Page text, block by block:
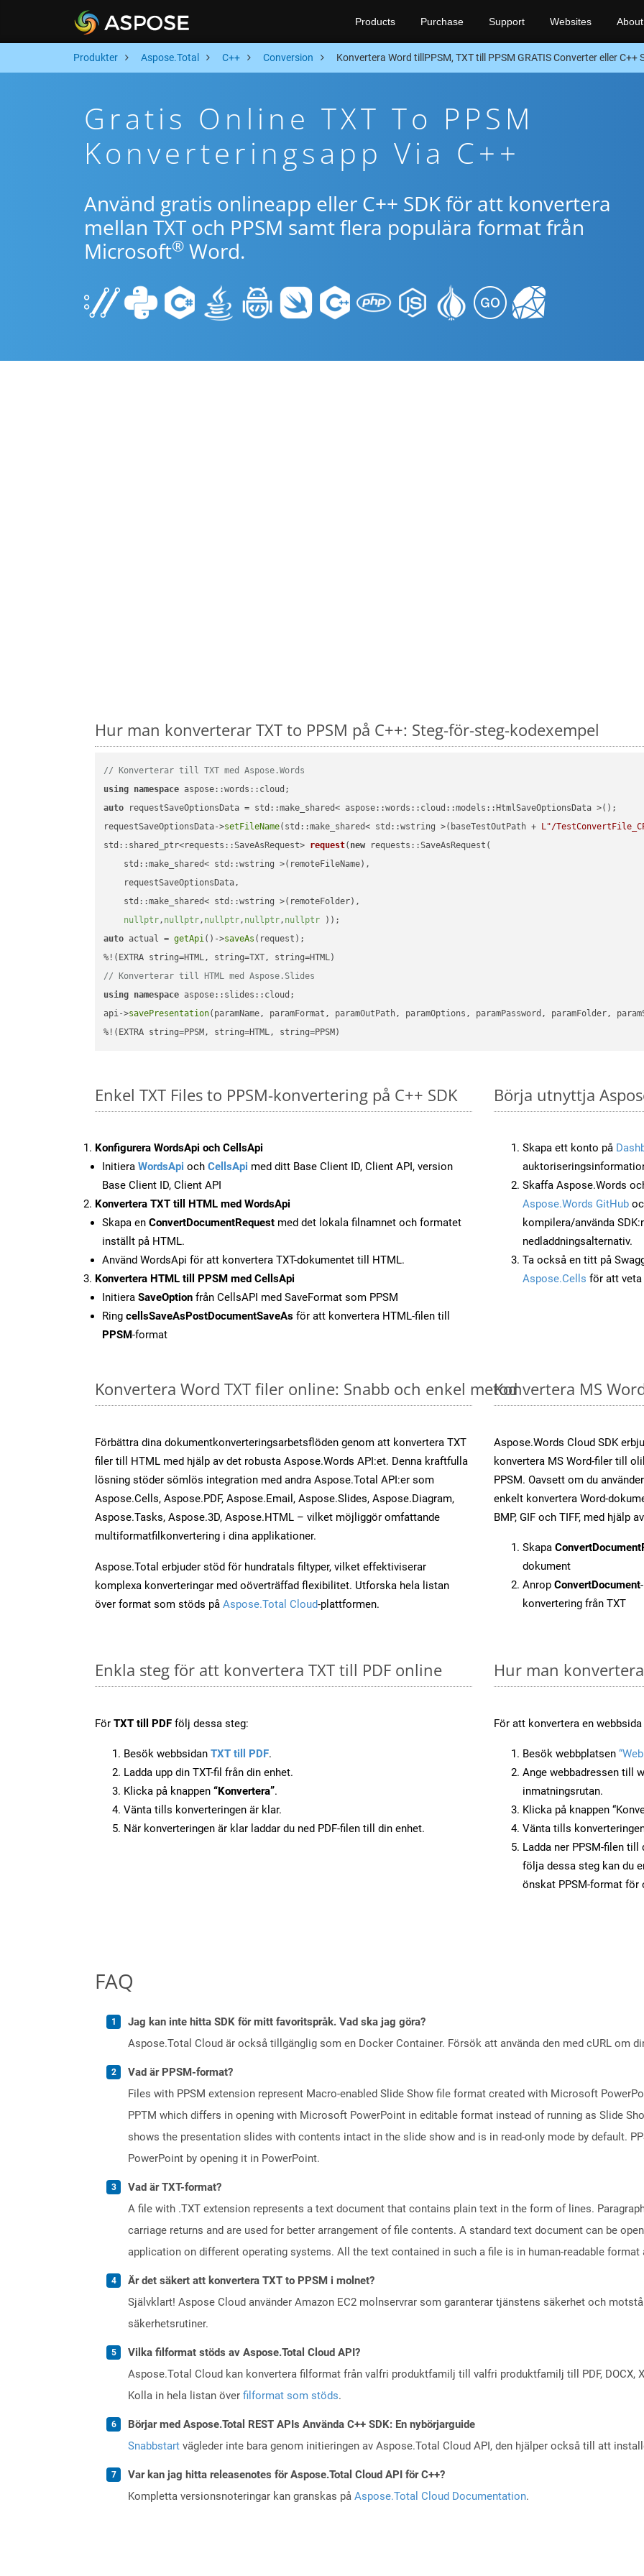
Products Purchase Support Websites About
Produkter Aspose.Total C++ Conversion Konvertera Word tillPPSM, TXT till PPSM GRATIS Converter eller C++
Gratis Online TXT To PPSM
Konverteringsapp Via C++
Använd gratis onlineapp eller C++ SDK för att konvertera
mellan TXT och PPSM samt flera populära format från
Microsoft® Word.
Hur man konverterar TXT to PPSM på C++: Steg-för-steg-kodexempel
// Konverterar till TXT med Aspose.Words
using namespace
auto requestSaveOptionsData = std::make_shared< aspose::words::cloud::models::HtmlSaveOptionsData >();
requestSaveOptionsData->setFileName(std::make_shared< std::wstring >(baseTestOutPath + L"/
std::shared_ptr<requests::SaveAsRequest> request( new requests::SaveAsRequest(
    std::make_shared< std::wstring >(remoteFileName),
    requestSaveOptionsData,
    std::make_shared< std::wstring >(remoteFolder),
nullptr, nullptr, nullptr, nullptr, nullptr ))
auto actual = getApi()->saveAs (request);
// Konverterar till HTML med Aspose.Slides
using namespace aspose::slides::cloud;
api->savePresentation(paramName, paramFormat, paramOutPath, paramOptions, paramPassword, paramFolder,
%!(EXTRA string=PPSM, string=HTML, string=PPSM)
Enkel TXT Files to PPSM-konvertering på C++ SDK
Konfigurera WordsApi och CellsApi
Initiera WordsApi och CellsApi med ditt Base Client ID, Client API, version
Base Client ID, Client API
Konvertera TXT till HTML med WordsApi
Skapa en ConvertDocumentRequest med det lokala filnamnet och formatet
inställt på HTML.
Använd WordsApi för att konvertera TXT-dokumentet till HTML.
Konvertera HTML till PPSM med CellsApi
Initiera SaveOption från CellsAPI med SaveFormat som PPSM
Ring cellsSaveAsPostDocumentSaveAs för att konvertera HTML-filen till
PPSM-format
Börja utnyttja
Skapa ett konto på
Skaffa Aspose.Words
Aspose.Words GitHub
kompilera/använda
nedladdningsalternativ.
Ta också en titt på
Aspose.Cells för att
Konvertera Word TXT filer online: Snabb och enkel metod
Förbättra dina dokumentkonverteringsarbetsflöden genom att konvertera TXT
filer till HTML med hjälp av det robusta Aspose.Words API:et. Denna kraftfulla
lösning stöder sömlös integration med andra Aspose.Total API:er som
Aspose.Cells, Aspose.PDF, Aspose.Email, Aspose.Slides, Aspose.Diagram,
Aspose.Tasks, Aspose.3D, Aspose.HTML – vilket möjliggör omfattande
multiformatfilkonvertering i dina applikationer.
Aspose.Total erbjuder stöd för hundratals filtyper, vilket effektiviserar
komplexa konverteringar med oöverträffad flexibilitet. Utforska hela listan
över format som stöds på Aspose.Total Cloud-plattformen.
Konvertera MS
Aspose.Words Cloud SDK
konvertera MS Word-filer till
PPSM. Oavsett om du
enkelt konvertera Word-
BMP, GIF och TIFF, med hjälp
Skapa
dokument
Anrop ConvertDocument
konvertering från TXT
Enkla steg för att konvertera TXT till PDF online
För TXT till PDF följ dessa steg:
Besök webbsidan TXT till PDF.
Ladda upp din TXT-fil från din enhet.
Klicka på knappen “Konvertera”.
Vänta tills konverteringen är klar.
När konverteringen är klar laddar du ned PDF-filen till din enhet.
Hur man
För att konvertera en
Besök webbplatsen
Ange webbadressen till
inmatningsrutan.
Klicka på knappen
Vänta tills
Ladda ner PPSM-filen
följa dessa steg kan du
önskat PPSM-format för
FAQ
Jag kan inte hitta SDK för mitt favoritspråk. Vad ska jag göra?
Aspose.Total Cloud är också tillgänglig som en Docker Container. Försök att använda den med cURL om
Vad är PPSM-format?
Files with PPSM extension represent Macro-enabled Slide Show file format created with Microsoft
PPTM which differs in opening with Microsoft PowerPoint in editable format instead of running as Slide
shows the presentation slides with contents intact in the slide show and is in read-only mode by default.
PowerPoint by opening it in PowerPoint.
Vad är TXT-format?
A file with .TXT extension represents a text document that contains plain text in the form of lines.
carriage returns and are used for better arrangement of file contents. A standard text document can be
application on different operating systems. All the text contained in such a file is in human-readable format
Är det säkert att konvertera TXT to PPSM i molnet?
Självklart! Aspose Cloud använder Amazon EC2 molnservrar som garanterar tjänstens säkerhet och
säkerhetsrutiner.
Vilka filformat stöds av Aspose.Total Cloud API?
Aspose.Total Cloud kan konvertera filformat från valfri produktfamilj till valfri produktfamilj till PDF, DOCX,
Kolla in hela listan över filformat som stöds.
Börjar med Aspose.Total REST APIs Använda C++ SDK: En nybörjarguide
Snabbstart vägleder inte bara genom initieringen av Aspose.Total Cloud API, den hjälper också till att
Var kan jag hitta releasenotes för Aspose.Total Cloud API för C++?
Kompletta versionsnoteringar kan granskas på Aspose.Total Cloud Documentation.